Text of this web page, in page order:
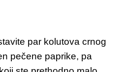
par kolutova crnog
pečene paprike, pa